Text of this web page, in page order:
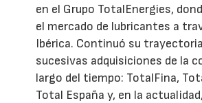
en el Grupo TotalEnergies,
el mercado de lubricantes a
Ibérica. Continuó su
sucesivas adquisiciones de la
largo del tiempo: TotalFina,
Total España y, en la actualidad,